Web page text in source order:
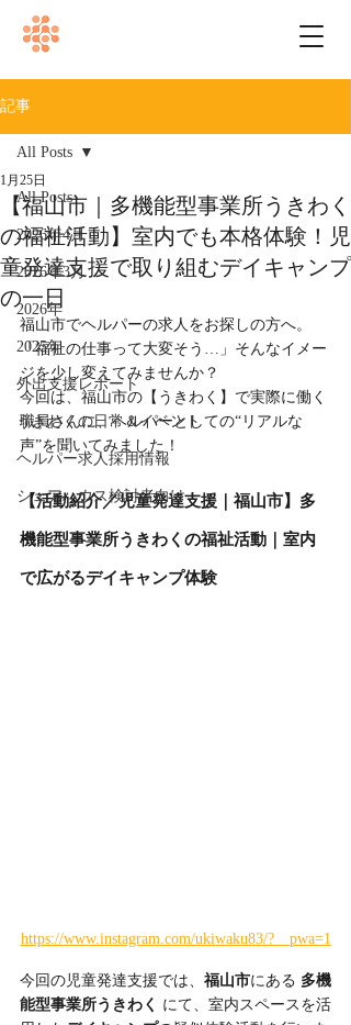
記事
All Posts
2026年4月
2026年3月
2026年
2025年
外出支援レポート
うきわくの日常＆イベント
ヘルパー求人採用情報
シェアハウス検討者向け
All Posts
【福山市｜多機能型事業所うきわく
の福祉活動】室内でも本格体験！児
童発達支援で取り組むデイキャンプ
の一日
1月25日
福山市でヘルパーの求人をお探しの方へ。
「福祉の仕事って大変そう…」そんなイメー
ジを少し変えてみませんか？
今回は、福山市の【うきわく】で実際に働く
職員さんに、ヘルパーとしての“リアルな
声”を聞いてみました！
【活動紹介／児童発達支援｜福山市】多
機能型事業所うきわくの福祉活動｜室内
で広がるデイキャンプ体験
https://www.instagram.com/ukiwaku83/?__pwa=1
今回の児童発達支援では、 福山市にある 多機
能型事業所うきわく にて、室内スペースを活